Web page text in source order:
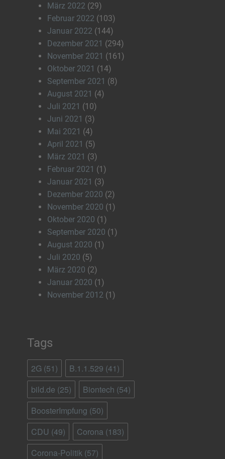
März 2022 (29)
Februar 2022 (103)
Januar 2022 (144)
Dezember 2021 (294)
November 2021 (161)
Oktober 2021 (14)
September 2021 (8)
August 2021 (4)
Juli 2021 (10)
Juni 2021 (3)
Mai 2021 (4)
April 2021 (5)
März 2021 (3)
Februar 2021 (1)
Januar 2021 (3)
Dezember 2020 (2)
November 2020 (1)
Oktober 2020 (1)
September 2020 (1)
August 2020 (1)
Juli 2020 (5)
März 2020 (2)
Januar 2020 (1)
November 2012 (1)
Tags
2G (51) B.1.1.529 (41)
bild.de (25) Biontech (54)
BoosterImpfung (50)
CDU (49) Corona (183)
Corona-Politik (57)